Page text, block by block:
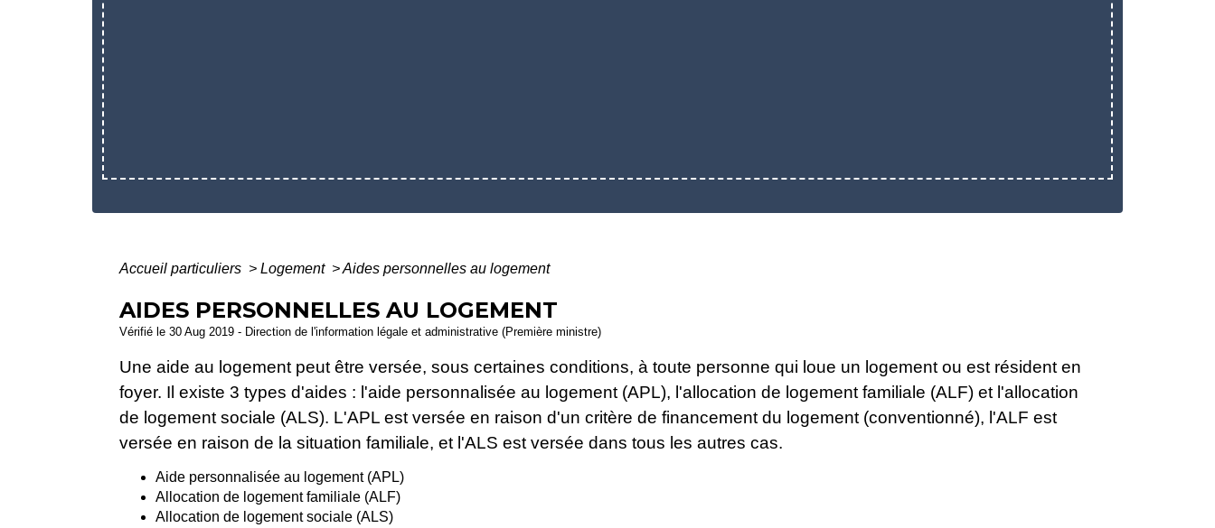
Accueil particuliers > Logement >Aides personnelles au logement
AIDES PERSONNELLES AU LOGEMENT
Vérifié le 30 Aug 2019 - Direction de l'information légale et administrative (Première ministre)
Une aide au logement peut être versée, sous certaines conditions, à toute personne qui loue un logement ou est résident en
foyer. Il existe 3 types d'aides : l'aide personnalisée au logement (APL), l'allocation de logement familiale (ALF) et l'allocation
de logement sociale (ALS). L'APL est versée en raison d'un critère de financement du logement (conventionné), l'ALF est
versée en raison de la situation familiale, et l'ALS est versée dans tous les autres cas.
Aide personnalisée au logement (APL)
Allocation de logement familiale (ALF)
Allocation de logement sociale (ALS)